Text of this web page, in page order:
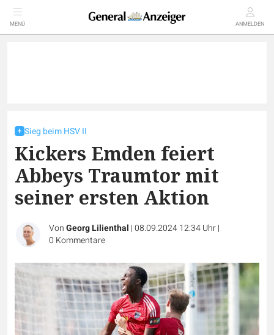
MENÜ ANMELDEN
Sieg beim HSV II
Kickers Emden feiert
Abbeys Traumtor mit
seiner ersten Aktion
VonGeorg Lilienthal |08.09.2024 12:34 Uhr|
0 Kommentare